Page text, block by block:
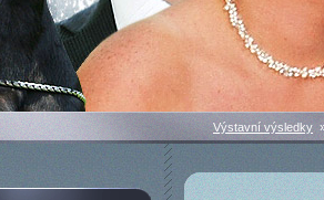
Výstavní výsledky